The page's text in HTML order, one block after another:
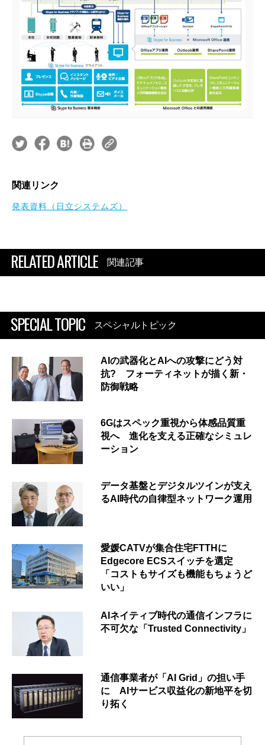
関連リンク
発表資料（日立システムズ）
RELATED ARTICLE 関連記事
SPECIAL TOPIC スペシャルトピック
AIの武器化とAIへの攻撃にどう対
抗? フォーティネットが描く新・
防御戦略
6Gはスペック重視から体感品質重
視へ 進化を支える正確なシミュレ
ーション
データ基盤とデジタルツインが支え
るAI時代の自律型ネットワーク運用
愛媛CATVが集合住宅FTTHに
Edgecore ECSスイッチを選定
「コストもサイズも機能もちょうど
いい」
AIネイティブ時代の通信インフラに
不可欠な「Trusted Connectivity」
通信事業者が「AI Grid」の担い手
に AIサービス収益化の新地平を切
り拓く